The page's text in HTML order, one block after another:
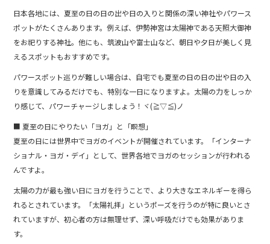
日本各地には、夏至の日の日の出や日の入りと関係の深い神社やパワース
ポットがたくさんあります。例えば、伊勢神宮は太陽神である天照大御神
をお祀りする神社。他にも、筑波山や富士山など、朝日や夕日が美しく見
えるスポットもおすすめです。
パワースポット巡りが難しい場合は、自宅でも夏至の日の日の出や日の入
りを意識してみるだけでも、特別な一日になりますよ。太陽の力をしっか
り感じて、パワーチャージしましょう！ヾ(≧▽≦)ノ
■ 夏至の日にやりたい「ヨガ」と「瞑想」
夏至の日には世界中でヨガのイベントが開催されています。「インターナ
ショナル・ヨガ・デイ」として、世界各地でヨガのセッションが行われる
んですよ。
太陽の力が最も強い日にヨガを行うことで、より大きなエネルギーを得ら
れるとされています。「太陽礼拝」というポーズを行うのが特に良いとさ
れていますが、初心者の方は無理せず、深い呼吸だけでも効果がありま
す。